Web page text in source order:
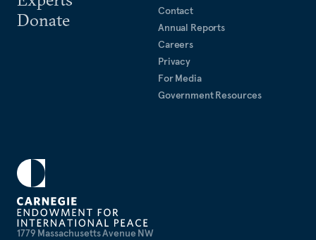
1779 Massachusetts Avenue NW
Donate
Contact
Annual Reports
Careers
Privacy
For Media
Government Resources